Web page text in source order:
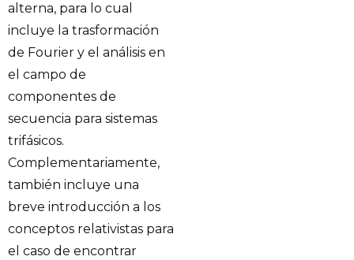
alterna, para lo cual
incluye la trasformación
de Fourier y el análisis en
el campo de
componentes de
secuencia para sistemas
trifásicos.
Complementariamente,
también incluye una
breve introducción a los
conceptos relativistas para
el caso de encontrar